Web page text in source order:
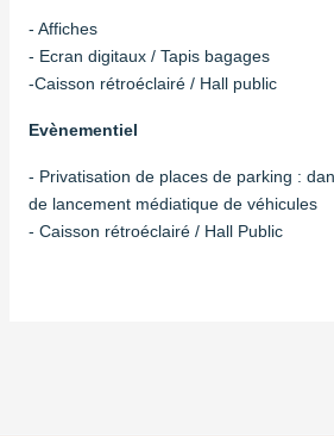
- Affiches
- Ecran digitaux / Tapis bagages
-Caisson rétroéclairé / Hall public
Evènementiel
- Privatisation de places de parking :
de lancement médiatique de véhicules
- Caisson rétroéclairé / Hall Public